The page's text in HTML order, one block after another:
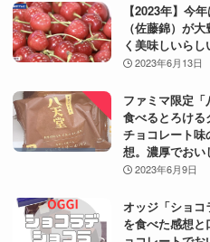
【2023年】今
（佐藤錦）が
く美味しいらし
2023年6月13日
ファミマ限定
食べるとろける
チョコレート味
想。濃厚でおい
2023年6月9日
オッジ「ショコ
を食べた感想